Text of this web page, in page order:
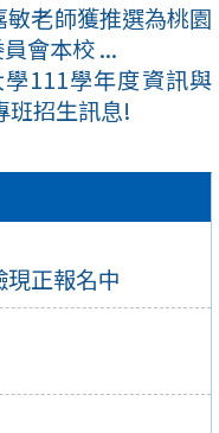
現正報名中
敏老師獲推選為桃園
會本校 ...
111學年度資訊與
班招生訊息!